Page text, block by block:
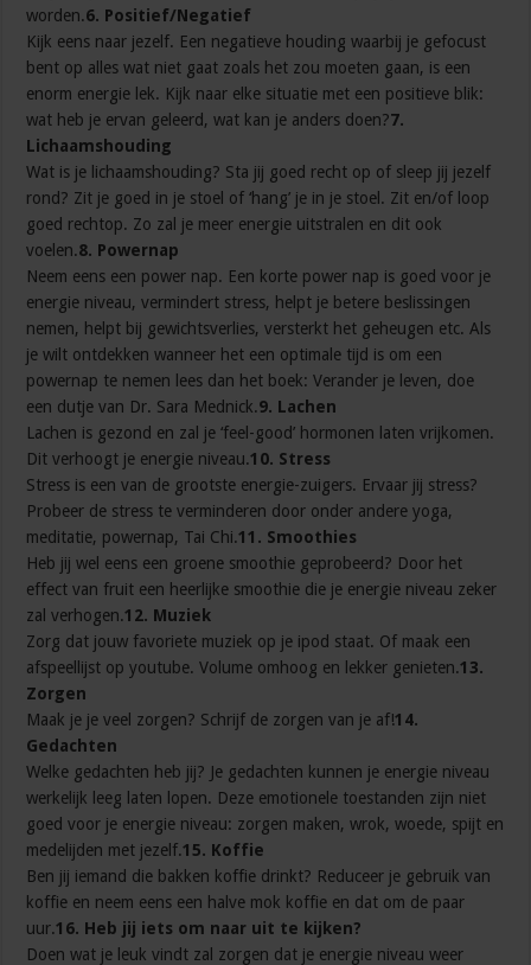
worden.6. Positief/Negatief
Kijk eens naar jezelf. Een negatieve houding waarbij je gefocust
bent op alles wat niet gaat zoals het zou moeten gaan, is een
enorm energie lek. Kijk naar elke situatie met een positieve blik:
wat heb je ervan geleerd, wat kan je anders doen?7.
Lichaamshouding
Wat is je lichaamshouding? Sta jij goed recht op of sleep jij jezelf
rond? Zit je goed in je stoel of ‘hang’ je in je stoel. Zit en/of loop
goed rechtop. Zo zal je meer energie uitstralen en dit ook
voelen.8. Powernap
Neem eens een power nap. Een korte power nap is goed voor je
energie niveau, vermindert stress, helpt je betere beslissingen
nemen, helpt bij gewichtsverlies, versterkt het geheugen etc. Als
je wilt ontdekken wanneer het een optimale tijd is om een
powernap te nemen lees dan het boek: Verander je leven, doe
een dutje van Dr. Sara Mednick.9. Lachen
Lachen is gezond en zal je ‘feel-good’ hormonen laten vrijkomen.
Dit verhoogt je energie niveau.10. Stress
Stress is een van de grootste energie-zuigers. Ervaar jij stress?
Probeer de stress te verminderen door onder andere yoga,
meditatie, powernap, Tai Chi.11. Smoothies
Heb jij wel eens een groene smoothie geprobeerd? Door het
effect van fruit een heerlijke smoothie die je energie niveau zeker
zal verhogen.12. Muziek
Zorg dat jouw favoriete muziek op je ipod staat. Of maak een
afspeellijst op youtube. Volume omhoog en lekker genieten.13.
Zorgen
Maak je je veel zorgen? Schrijf de zorgen van je af!14.
Gedachten
Welke gedachten heb jij? Je gedachten kunnen je energie niveau
werkelijk leeg laten lopen. Deze emotionele toestanden zijn niet
goed voor je energie niveau: zorgen maken, wrok, woede, spijt en
medelijden met jezelf.15. Koffie
Ben jij iemand die bakken koffie drinkt? Reduceer je gebruik van
koffie en neem eens een halve mok koffie en dat om de paar
uur.16. Heb jij iets om naar uit te kijken?
Doen wat je leuk vindt zal zorgen dat je energie niveau weer